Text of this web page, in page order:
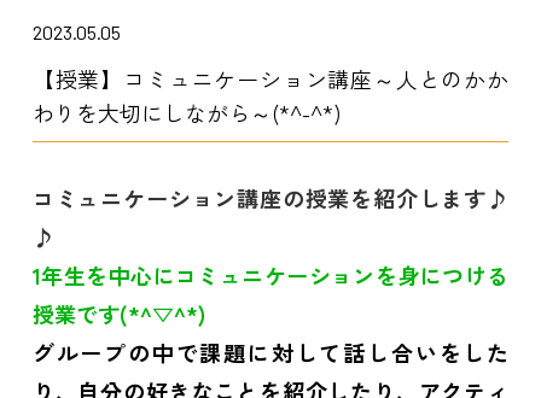
2023.05.05
【授業】コミュニケーション講座～人とのかか
わりを大切にしながら～(*^-^*)
コミュニケーション講座の授業を紹介します♪
♪
1年生を中心にコミュニケーションを身につける
授業です(*^▽^*)
グループの中で課題に対して話し合いをした
り、自分の好きなことを紹介したり、アクティ